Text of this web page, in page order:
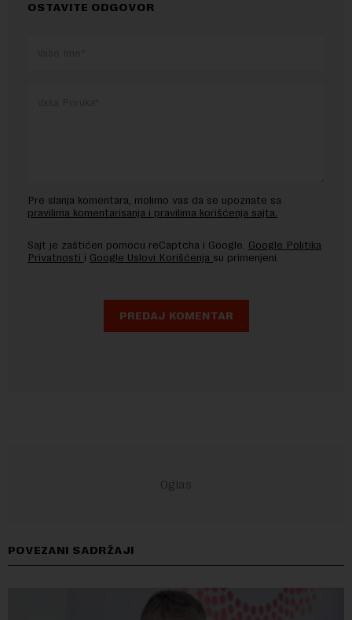
OSTAVITE ODGOVOR
Pre slanja komentara, molimo vas da se upoznate sa
pravilima komentarisanja i pravilima korišćenja sajta.
Sajt je zaštićen pomocu reCaptcha i Google. Google Politika
Privatnosti i Google Uslovi Korišćenja su primenjeni.
POVEZANI SADRŽAJI